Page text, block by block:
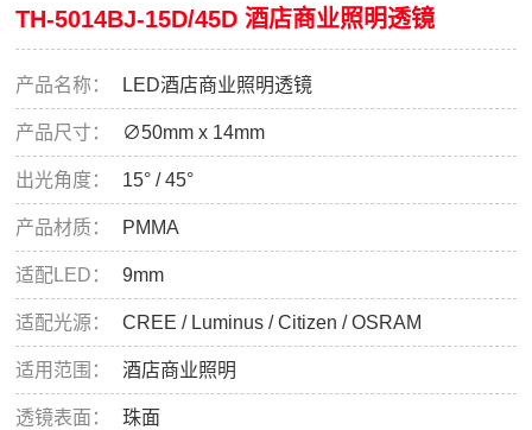
TH-5014BJ-15D/45D 酒店商业照明透镜
产品名称： LED酒店商业照明透镜
产品尺寸： ∅50mm x 14mm
出光角度： 15° / 45°
产品材质： PMMA
适配LED： 9mm
适配光源： CREE / Luminus / Citizen / OSRAM
适用范围： 酒店商业照明
透镜表面： 珠面